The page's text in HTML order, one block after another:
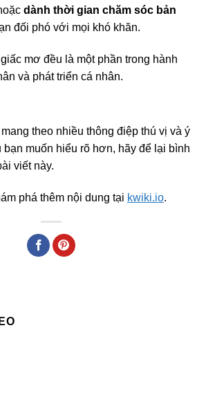
dành thời gian chăm sóc bản
đối phó với mọi khó khăn.
mơ đều là một phần trong hành
và phát triển cá nhân.
theo nhiều thông điệp thú vị và ý
bạn muốn hiểu rõ hơn, hãy để lại bình
viết này.
phá thêm nội dung tại kwiki.io.